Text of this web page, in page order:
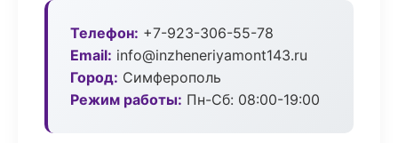
Телефон: +7-923-306-55-78
Email: info@inzheneriyamont143.ru
Город: Симферополь
Режим работы: Пн-Сб: 08:00-19:00